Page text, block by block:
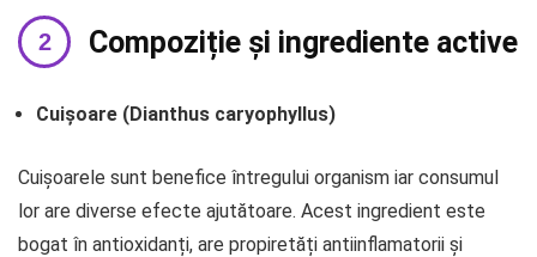
Compoziție și ingrediente active
Cuișoare (Dianthus caryophyllus)
Cuișoarele sunt benefice întregului organism iar consumul
lor are diverse efecte ajutătoare. Acest ingredient este
bogat în antioxidanți, are propiretăți antiinflamatorii și